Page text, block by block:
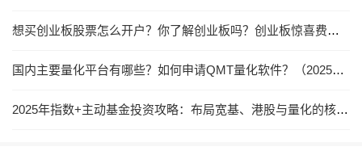
想买创业板股票怎么开户？你了解创业板吗？创业板惊喜费率！
国内主要量化平台有哪些？如何申请QMT量化软件？（2025最新版）！
2025年指数+主动基金投资攻略：布局宽基、港股与量化的核心机会